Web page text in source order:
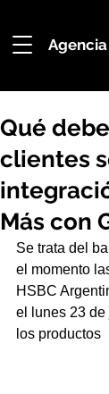
Qué
clientes
Más con
Se trata del
el momento
HSBC
el lunes 23
los productos